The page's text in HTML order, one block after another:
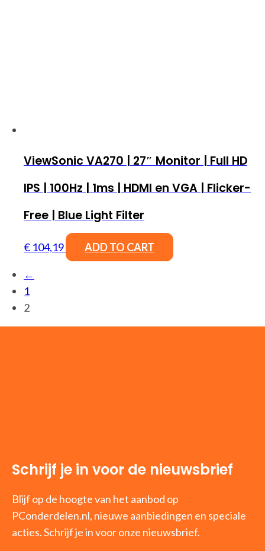
ViewSonic VA270 | 27″ Monitor | Full HD
IPS | 100Hz | 1ms | HDMI en VGA | Flicker-
Free | Blue Light Filter
€ 104,19 ADD TO CART
←
1
2
Schrijf je in voor de nieuwsbrief
Blijf op de hoogte van het aanbod op
PConderdelen.nl, nieuwe aanbiedingen en speciale
acties. Schrijf je in voor onze nieuwsbrief.